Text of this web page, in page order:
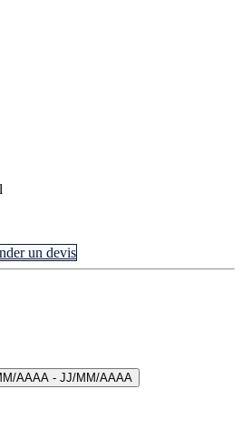
un devis
AAAA - JJ/MM/AAAA